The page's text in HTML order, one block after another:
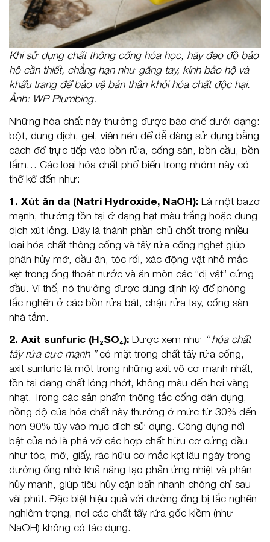
Khi sử dụng chất thông cống hóa học, hãy đeo đồ bảo
hộ cần thiết, chẳng hạn như găng tay, kính bảo hộ và
khẩu trang để bảo vệ bản thân khỏi hóa chất độc hại.
Ảnh: WP Plumbing.
Những hóa chất này thường được bào chế dưới dạng:
bột, dung dịch, gel, viên nén để dễ dàng sử dụng bằng
cách đổ trực tiếp vào bồn rửa, cống sàn, bồn cầu, bồn
tắm… Các loại hóa chất phổ biến trong nhóm này có
thể kể đến như:
1. Xút ăn da (Natri Hydroxide, NaOH): Là một bazơ
mạnh, thường tồn tại ở dạng hạt màu trắng hoặc dung
dịch xút lỏng. Đây là thành phần chủ chốt trong nhiều
loại hóa chất thông cống và tẩy rửa cống nghẹt giúp
phân hủy mỡ, dầu ăn, tóc rối, xác động vật nhỏ mắc
kẹt trong ống thoát nước và ăn mòn các “dị vật” cứng
đầu. Vì thế, nó thường được dùng định kỳ để phòng
tắc nghẽn ở các bồn rửa bát, chậu rửa tay, cống sàn
nhà tắm.
2. Axit sunfuric (H₂SO₄):Được xem như “ hóa chất
tẩy rửa cực mạnh ”có mặt trong chất tẩy rửa cống,
axit sunfuric là một trong những axit vô cơ mạnh nhất,
tồn tại dạng chất lỏng nhớt, không màu đến hơi vàng
nhạt. Trong các sản phẩm thông tắc cống dân dụng,
nồng độ của hóa chất này thường ở mức từ 30% đến
hơn 90% tùy vào mục đích sử dụng. Công dụng nổi
bật của nó là phá vỡ các hợp chất hữu cơ cứng đầu
như tóc, mỡ, giấy, rác hữu cơ mắc kẹt lâu ngày trong
đường ống nhờ khả năng tạo phản ứng nhiệt và phân
hủy mạnh, giúp tiêu hủy cặn bẩn nhanh chóng chỉ sau
vài phút. Đặc biệt hiệu quả với đường ống bị tắc nghẽn
nghiêm trọng, nơi các chất tẩy rửa gốc kiềm (như
NaOH) không có tác dụng.